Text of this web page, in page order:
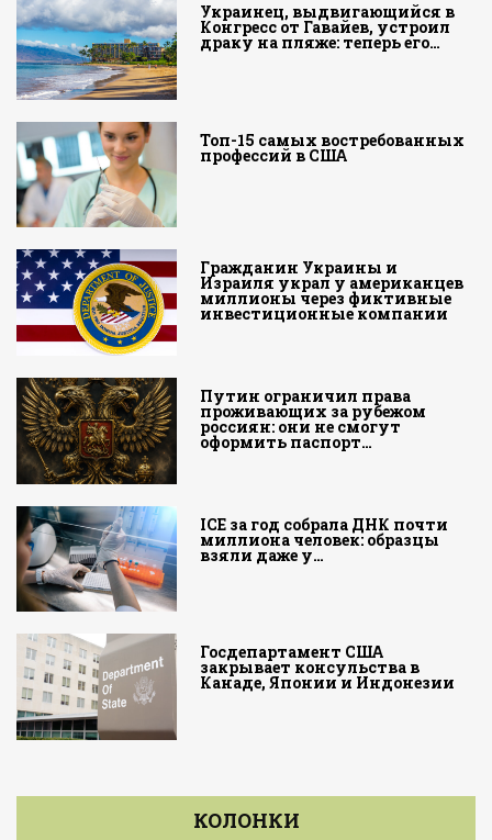
Украинец, выдвигающийся в
Конгресс от Гавайев, устроил
драку на пляже: теперь его…
Топ-15 самых востребованных
профессий в США
Гражданин Украины и
Израиля украл у американцев
миллионы через фиктивные
инвестиционные компании
Путин ограничил права
проживающих за рубежом
россиян: они не смогут
оформить паспорт…
ICE за год собрала ДНК почти
миллиона человек: образцы
взяли даже у…
Госдепартамент США
закрывает консульства в
Канаде, Японии и Индонезии
КОЛОНКИ